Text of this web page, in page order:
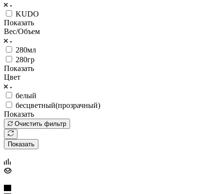
KUDO
Показать
Вес/Объем
280мл
280гр
Показать
Цвет
белый
бесцветный(прозрачный)
Показать
Очистить фильтр
Показать